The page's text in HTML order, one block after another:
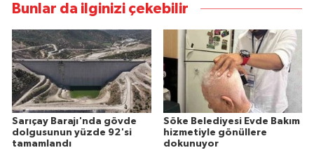
Bunlar da ilginizi çekebilir
Sarıçay Barajı'nda gövde
dolgusunun yüzde 92'si
tamamlandı
Söke Belediyesi Evde Bakım
hizmetiyle gönüllere
dokunuyor